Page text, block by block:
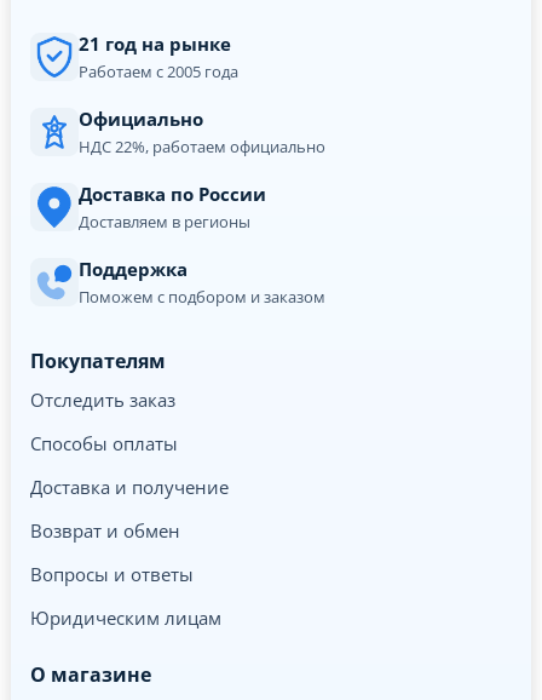
21 год на рынке
Работаем с 2005 года
Официально
НДС 22%, работаем официально
Доставка по России
Доставляем в регионы
Поддержка
Поможем с подбором и заказом
Покупателям
Отследить заказ
Способы оплаты
Доставка и получение
Возврат и обмен
Вопросы и ответы
Юридическим лицам
О магазине